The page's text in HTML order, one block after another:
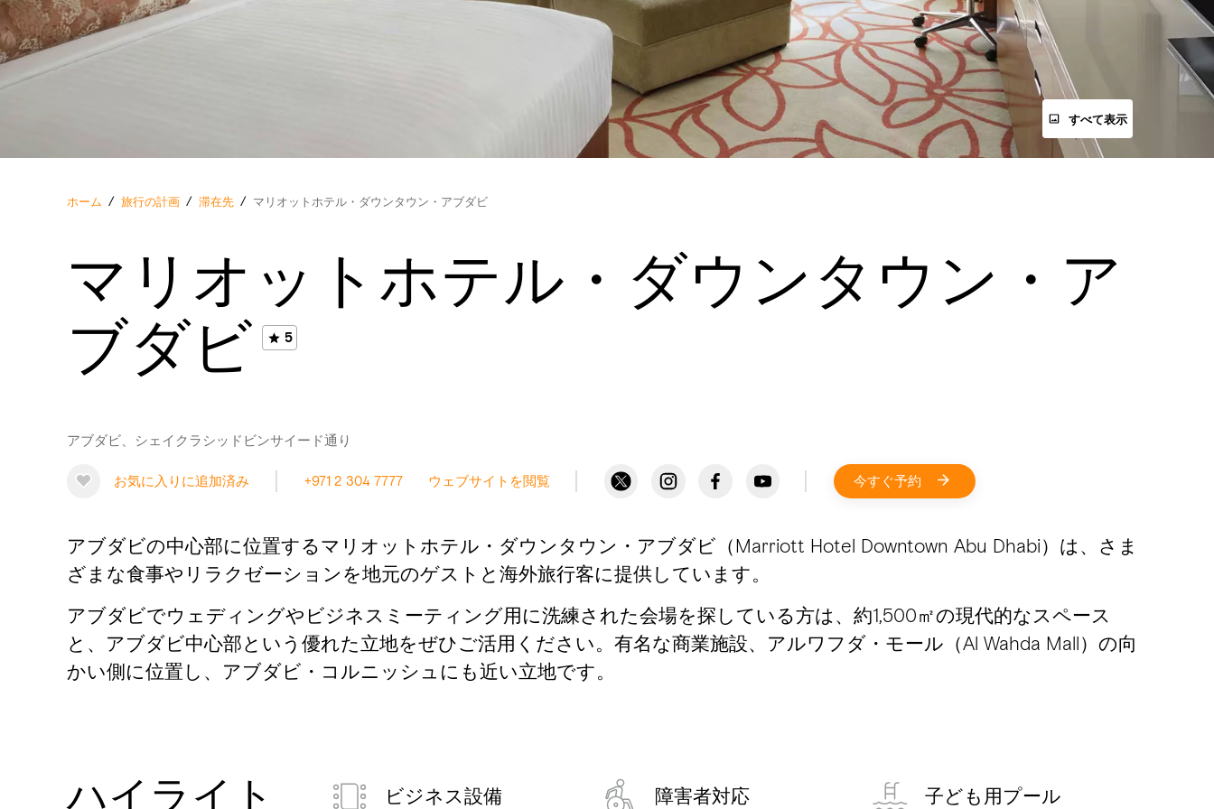
すべて表示
ホーム / 旅行の計画 / 滞在先 / マリオットホテル・ダウンタウン・アブダビ
マリオットホテル・ダウンタウン・ア
ブダビ
5
アブダビ、シェイクラシッドビンサイード通り
お気に入りに追加済み +971 2 304 7777 ウェブサイトを閲覧 今すぐ予約
アブダビの中心部に位置するマリオットホテル・ダウンタウン・アブダビ（Marriott Hotel Downtown Abu Dhabi）は、さま
ざまな食事やリラクゼーションを地元のゲストと海外旅行客に提供しています。
アブダビでウェディングやビジネスミーティング用に洗練された会場を探している方は、約1,500㎡の現代的なスペース
と、アブダビ中心部という優れた立地をぜひご活用ください。有名な商業施設、アルワフダ・モール（Al Wahda Mall）の向
かい側に位置し、アブダビ・コルニッシュにも近い立地です。
ハイライト ビジネス設備 障害者対応 子ども用プール